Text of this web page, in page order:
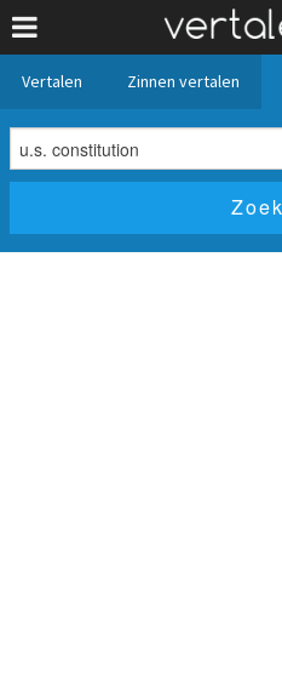
Vertalen Zinnen vertalen